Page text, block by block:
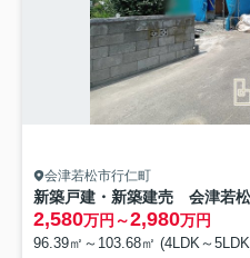
会津若松市行仁町
2,580万円～2,980万円
96.39㎡～103.68㎡ (4LDK～